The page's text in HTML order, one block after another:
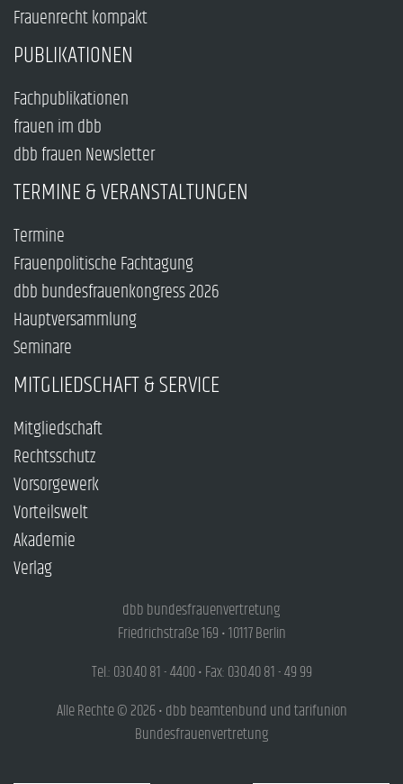
Frauenrecht kompakt
PUBLIKATIONEN
Fachpublikationen
frauen im dbb
dbb frauen Newsletter
TERMINE & VERANSTALTUNGEN
Termine
Frauenpolitische Fachtagung
dbb bundesfrauenkongress 2026
Hauptversammlung
Seminare
MITGLIEDSCHAFT & SERVICE
Mitgliedschaft
Rechtsschutz
Vorsorgewerk
Vorteilswelt
Akademie
Verlag
dbb bundesfrauenvertretung
Friedrichstraße 169 • 10117 Berlin
Tel.: 030.40 81 - 4400 • Fax: 030.40 81 - 49 99
Alle Rechte © 2026 • dbb beamtenbund und tarifunion
Bundesfrauenvertretung